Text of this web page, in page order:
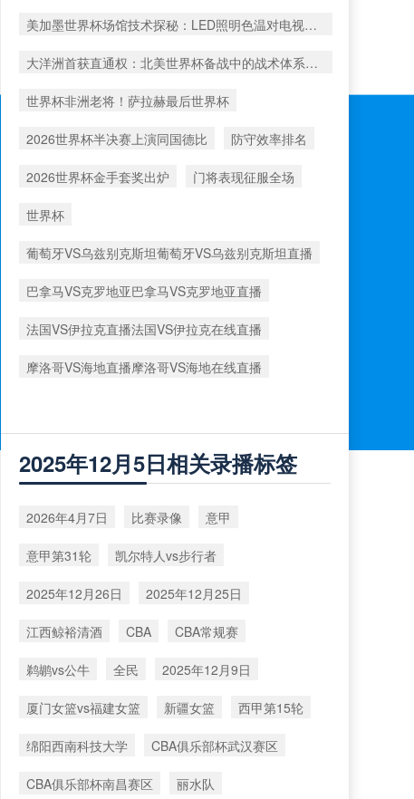
美加墨世界杯场馆技术探秘：LED照明色温对电视转播色彩还原的影响机制
大洋洲首获直通权：北美世界杯备战中的战术体系重构
世界杯非洲老将！萨拉赫最后世界杯
2026世界杯半决赛上演同国德比 防守效率排名
2026世界杯金手套奖出炉 门将表现征服全场
世界杯
葡萄牙VS乌兹别克斯坦葡萄牙VS乌兹别克斯坦直播
巴拿马VS克罗地亚巴拿马VS克罗地亚直播
法国VS伊拉克直播法国VS伊拉克在线直播
摩洛哥VS海地直播摩洛哥VS海地在线直播
2025年12月5日相关录播标签
2026年4月7日 比赛录像 意甲
意甲第31轮 凯尔特人vs步行者
2025年12月26日 2025年12月25日
江西鲸裕清酒 CBA CBA常规赛
鹈鹕vs公牛 全民 2025年12月9日
厦门女篮vs福建女篮 新疆女篮 西甲第15轮
绵阳西南科技大学 CBA俱乐部杯武汉赛区
CBA俱乐部杯南昌赛区 丽水队